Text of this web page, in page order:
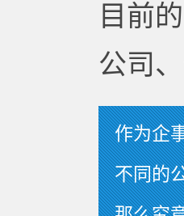
目前
公司
作为企
不同的